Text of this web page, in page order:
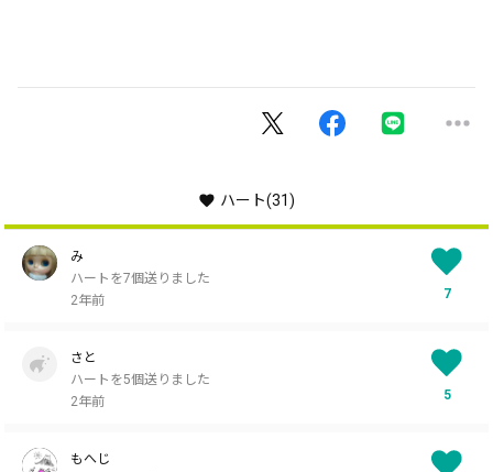
ハート(31)
み
ハートを7個送りました
2年前
7
さと
ハートを5個送りました
2年前
5
もへじ